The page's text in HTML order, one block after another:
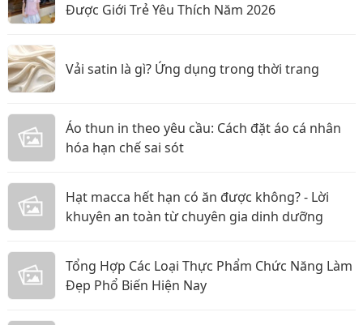
Được Giới Trẻ Yêu Thích Năm 2026
Vải satin là gì? Ứng dụng trong thời trang
Áo thun in theo yêu cầu: Cách đặt áo cá nhân
hóa hạn chế sai sót
Hạt macca hết hạn có ăn được không? - Lời
khuyên an toàn từ chuyên gia dinh dưỡng
Tổng Hợp Các Loại Thực Phẩm Chức Năng Làm
Đẹp Phổ Biến Hiện Nay